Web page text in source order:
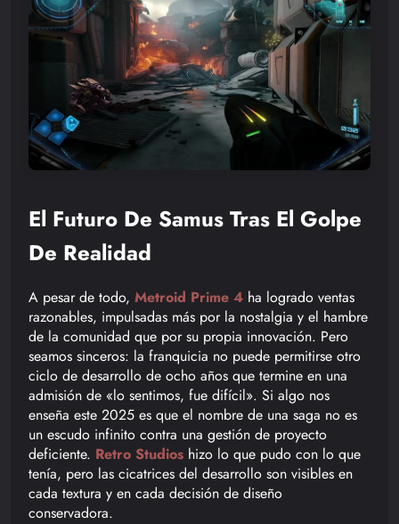
El Futuro De Samus Tras El Golpe
De Realidad
A pesar de todo, Metroid Prime 4 ha logrado ventas
razonables, impulsadas más por la nostalgia y el hambre
de la comunidad que por su propia innovación. Pero
seamos sinceros: la franquicia no puede permitirse otro
ciclo de desarrollo de ocho años que termine en una
admisión de «lo sentimos, fue difícil». Si algo nos
enseña este 2025 es que el nombre de una saga no es
un escudo infinito contra una gestión de proyecto
deficiente. Retro Studios hizo lo que pudo con lo que
tenía, pero las cicatrices del desarrollo son visibles en
cada textura y en cada decisión de diseño
conservadora.